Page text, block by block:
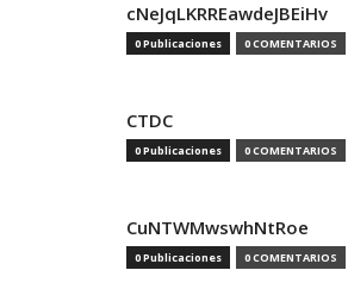
cNeJqLKRREawdeJBEiHv
0 Publicaciones 0 COMENTARIOS
CTDC
0 Publicaciones 0 COMENTARIOS
CuNTWMwswhNtRoe
0 Publicaciones 0 COMENTARIOS